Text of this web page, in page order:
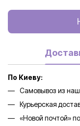
По Киеву:
Самовывоз из
Курьерская
«Новой почтой»